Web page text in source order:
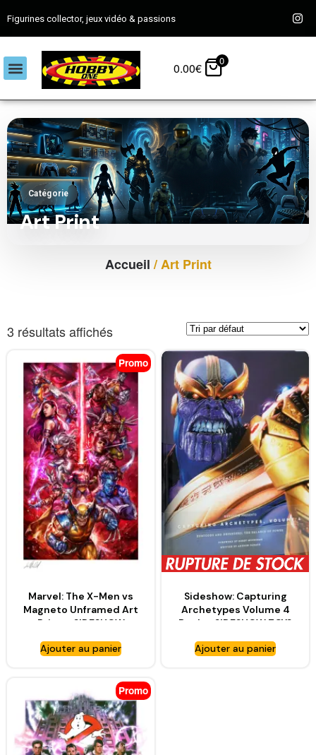
Figurines collector, jeux vidéo & passions
0.00€ 0
Catégorie
Art Print
Accueil / Art Print
3 résultats affichés
Promo
Marvel: The X-Men vs
Magneto Unframed Art
Print – SIDESHOW
Ajouter au panier
Sideshow: Capturing
Archetypes Volume 4
Book – SIDESHOW TOYS
Ajouter au panier
Promo